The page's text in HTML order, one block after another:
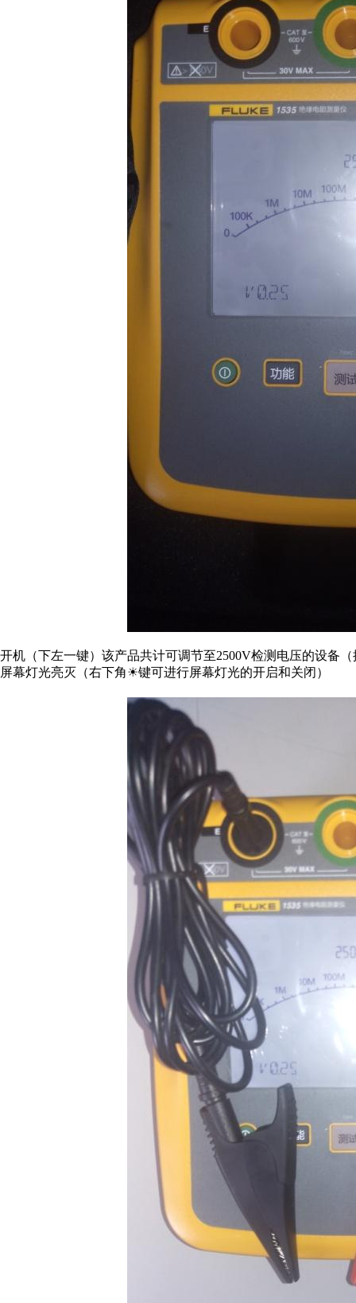
开机（下左一键）该产品共计可调节至2500V检测电压的设备
屏幕灯光亮灭（右下角☀键可进行屏幕灯光的开启和关闭）